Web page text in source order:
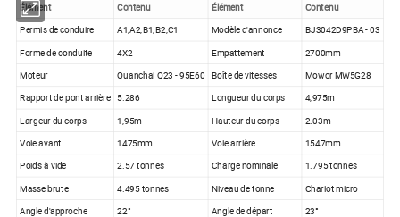
Élément Contenu Élément
Contenu
Permis de conduire
A1,A2,B1,B2,C1 Modèle d'annonce
BJ3042D9PBA - 03
Forme de conduite
4X2 Empattement
2700mm
Moteur
Quanchai Q23 - 95E60 Boîte de vitesses
Mowor MW5G28
Rapport de pont arrière 5.286 Longueur du corps
4,975m
Largeur du corps
1,95m Hauteur du corps
2.03m
Voie avant
1475mm Voie arrière 1547mm
Poids à vide 2.57 tonnes Charge nominale
1.795 tonnes
Masse brute
4.495 tonnes Niveau de tonne
Chariot micro
Angle d'approche
22° Angle de départ
23°